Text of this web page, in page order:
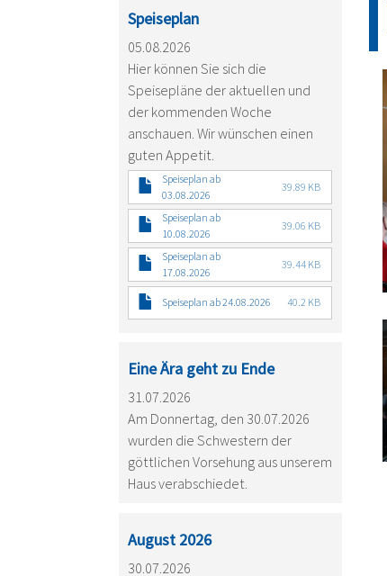
Speiseplan
05.08.2026
Hier können Sie sich die
Speisepläne der aktuellen und
der kommenden Woche
anschauen. Wir wünschen einen
guten Appetit.
Speiseplan ab
03.08.2026
39.89 KB
Speiseplan ab
10.08.2026
39.06 KB
Speiseplan ab
17.08.2026
39.44 KB
Speiseplan ab 24.08.2026 40.2 KB
Eine Ära geht zu Ende
31.07.2026
Am Donnertag, den 30.07.2026
wurden die Schwestern der
göttlichen Vorsehung aus unserem
Haus verabschiedet.
August 2026
30.07.2026